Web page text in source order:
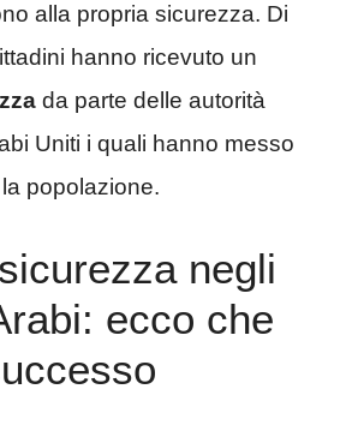
alla propria sicurezza. Di
hanno ricevuto un
da parte delle autorità
Uniti i quali hanno messo
popolazione.
negli
ecco che